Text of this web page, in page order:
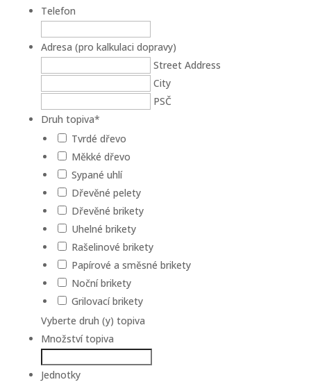
Telefon
Adresa (pro kalkulaci dopravy)
Street Address
City
PSČ
Druh topiva*
Tvrdé dřevo
Měkké dřevo
Sypané uhlí
Dřevěné pelety
Dřevěné brikety
Uhelné brikety
Rašelinové brikety
Papírové a směsné brikety
Noční brikety
Grilovací brikety
Vyberte druh (y) topiva
Množství topiva
Jednotky